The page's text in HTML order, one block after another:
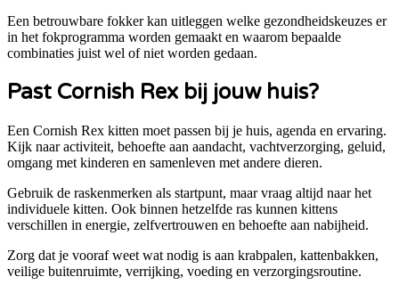
Een betrouwbare fokker kan uitleggen welke gezondheidskeuzes er
in het fokprogramma worden gemaakt en waarom bepaalde
combinaties juist wel of niet worden gedaan.
Past Cornish Rex bij jouw huis?
Een Cornish Rex kitten moet passen bij je huis, agenda en ervaring.
Kijk naar activiteit, behoefte aan aandacht, vachtverzorging, geluid,
omgang met kinderen en samenleven met andere dieren.
Gebruik de raskenmerken als startpunt, maar vraag altijd naar het
individuele kitten. Ook binnen hetzelfde ras kunnen kittens
verschillen in energie, zelfvertrouwen en behoefte aan nabijheid.
Zorg dat je vooraf weet wat nodig is aan krabpalen, kattenbakken,
veilige buitenruimte, verrijking, voeding en verzorgingsroutine.